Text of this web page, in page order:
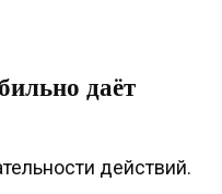
даёт
действий.